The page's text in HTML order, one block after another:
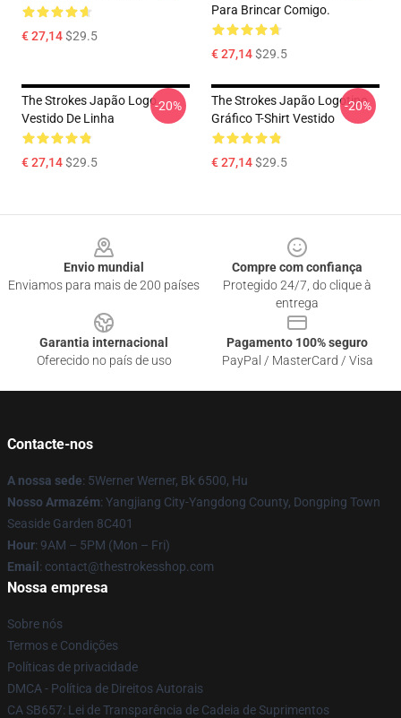
€ 27,14$29.5
Para Brincar Comigo.
€ 27,14$29.5
The Strokes Japão Logo
Vestido De Linha
€ 27,14$29.5
-20%
The Strokes Japão Logotipo
Gráfico T-Shirt Vestido
€ 27,14$29.5
-20%
Envio mundial
Enviamos para mais de 200 países
Compre com confiança
Protegido 24/7, do clique à
entrega
Garantia internacional
Oferecido no país de uso
Pagamento 100% seguro
PayPal / MasterCard / Visa
Contacte-nos
A nossa sede: 5Werner Werner, Bk 6500, Hu
Nosso Armazém: Yangjiang City-Yangdong County, Dongping Town
Seaside Garden 8C401
Hour: 9AM – 5PM (Mon – Fri)
Email : contact@thestrokesshop.com
Nossa empresa
Sobre nós
Termos e Condições
Políticas de privacidade
DMCA - Política de Direitos Autorais
CA SB657: Lei de Transparência de Cadeia de Suprimentos